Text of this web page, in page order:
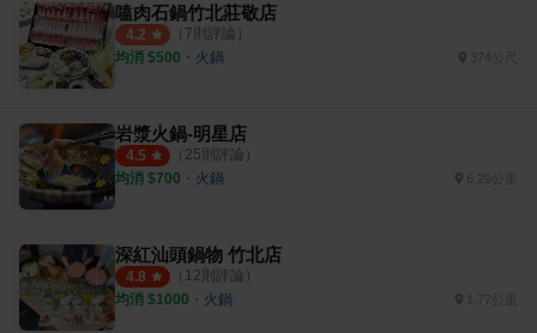
嗑肉石鍋竹北莊敬店
4.2 （ 7則評論）
均消 $500 ・ 火鍋 374公尺
岩漿火鍋-明星店
4.5 （ 25則評論）
均消 $700 ・ 火鍋
深紅汕頭鍋物 竹北店
4.8 （ 12則評論）
均消 $1000 ・ 火鍋